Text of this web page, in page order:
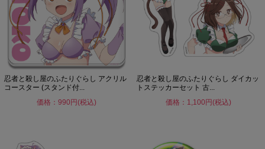
忍者と殺し屋のふたりぐらし アクリル
コースター (スタンド付...
価格：990円(税込)
忍者と殺し屋のふたりぐらし ダイカッ
トステッカーセット 古...
価格：1,100円(税込)